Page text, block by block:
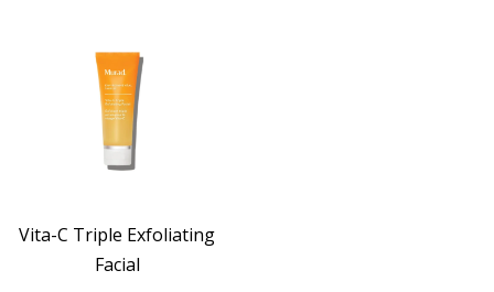
Vita-C Triple Exfoliating
Facial